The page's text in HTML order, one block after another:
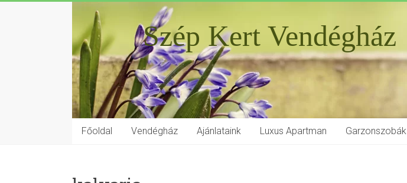
Szép Kert Vendégház
Főoldal Vendégház Ajánlataink Luxus Apartman Garzonszobák